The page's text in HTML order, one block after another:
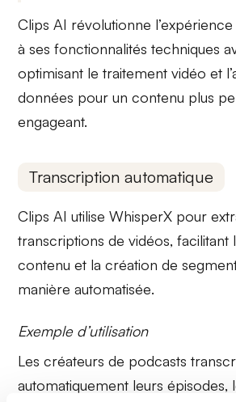
Clips AI révolutionne
à sesfonctionnalités techniques
optimisant le traitement vidéo et
données pour un contenu plus
engageant.
Transcription automatique
Clips AI utiliseWhisperX pour
transcriptions de vidéos, facilitant
contenu et la création de
manièreautomatisée.
Exemple d’utilisation
Les créateurs de podcasts
automatiquement leurs épisodes,